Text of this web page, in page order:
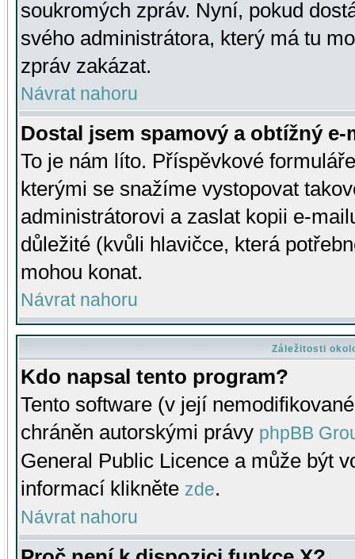
soukromých zpráv. Nyní, pokud
svého administrátora, který má tu
zpráv zakázat.
Návrat nahoru
Dostal jsem spamový a obtížný
To je nám líto. Příspěvkové
kterými se snažíme vystopovat
administrátorovi a zaslat kopii e-
důležité (kvůli hlavičce, která
mohou konat.
Návrat nahoru
Záležitosti
Kdo napsal tento program?
Tento software (v její
chráněn autorskými právy phpBB
General Public Licence a může být
informací klikněte zde.
Návrat nahoru